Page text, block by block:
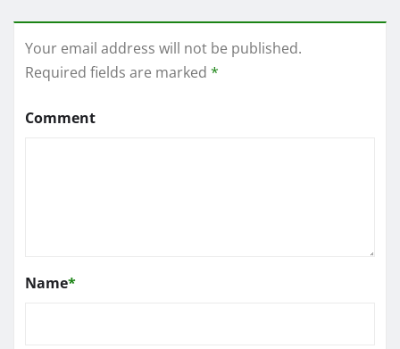
Your email address will not be published.
Required fields are marked *
Comment
Name*